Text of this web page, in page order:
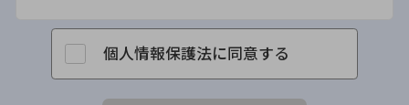
個人情報保護法に同意する